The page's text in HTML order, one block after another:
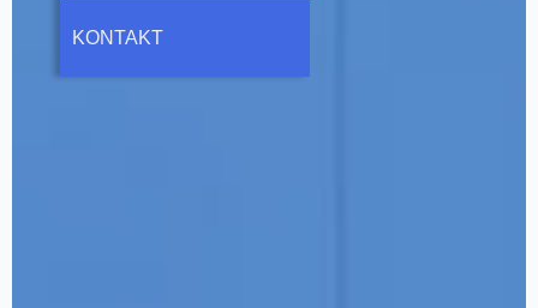
KONTAKT